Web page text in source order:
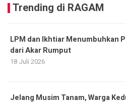
Trending di RAGAM
LPM dan Ikhtiar Menumbuhkan
dari Akar Rumput
18 Juli 2026
Jelang Musim Tanam, Warga